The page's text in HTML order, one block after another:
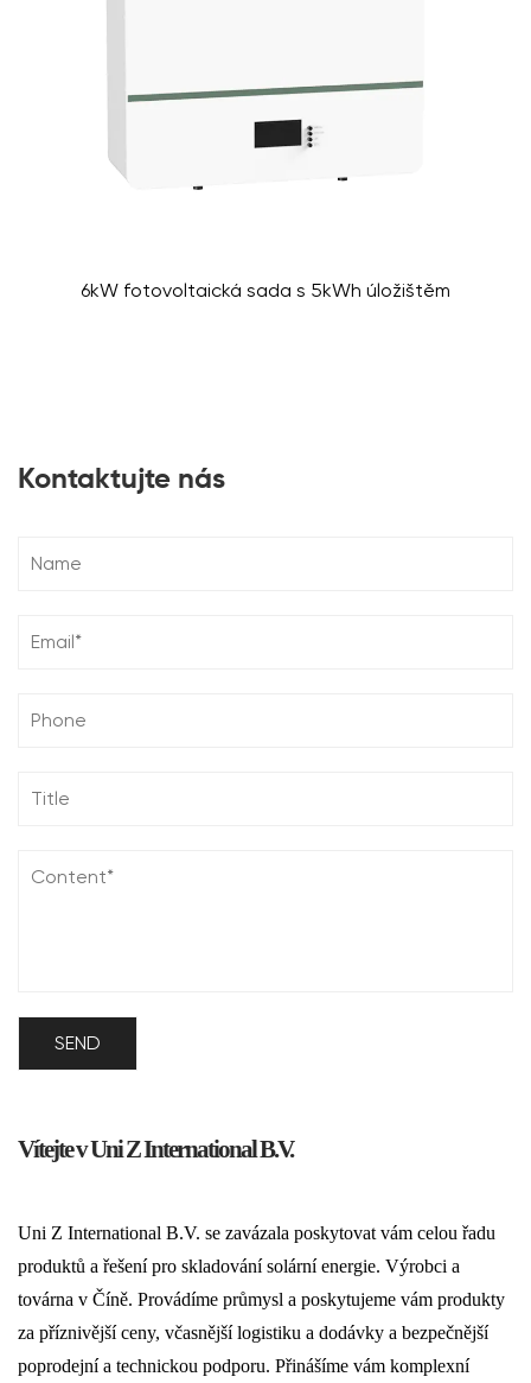
6kW fotovoltaická sada s 5kWh úložištěm
Kontaktujte nás
Vítejte v Uni Z International B.V.
Uni Z International B.V. se zavázala poskytovat vám celou řadu
produktů a řešení pro skladování solární energie. Výrobci a
továrna v Číně. Provádíme průmysl a poskytujeme vám produkty
za příznivější ceny, včasnější logistiku a dodávky a bezpečnější
poprodejní a technickou podporu. Přinášíme vám komplexní